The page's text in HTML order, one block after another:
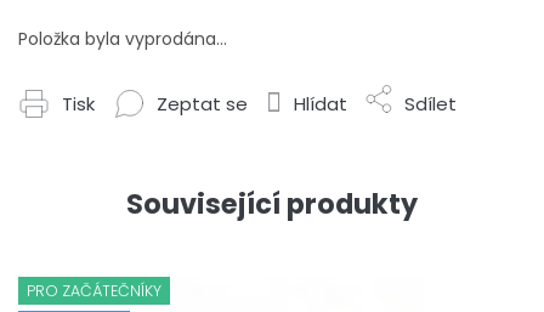
Položka byla vyprodána…
Tisk Zeptat se Hlídat Sdílet
Související produkty
PRO ZAČÁTEČNÍKY